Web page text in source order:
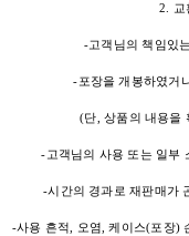
2. 교
-고객님의 책임있
-포장을 개봉하였거
(단, 상품의 내용을
-고객님의 사용 또는 일부
-시간의 경과로 재판매가
-사용 흔적, 오염, 케이스(포장)